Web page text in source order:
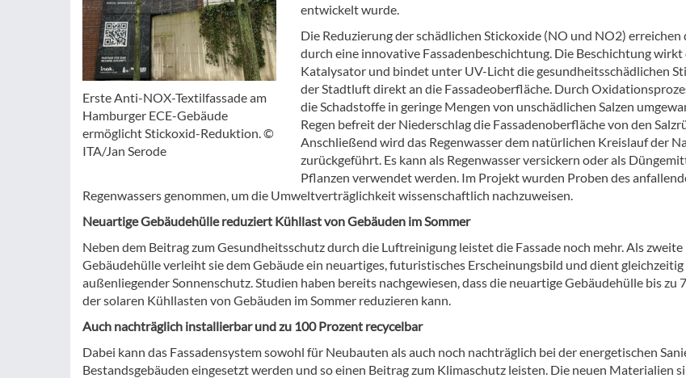
Erste Anti-NOX-Textilfassade am
Hamburger ECE-Gebäude
ermöglicht Stickoxid-Reduktion. ©
ITA/Jan Serode
entwickelt wurde.
Die Reduzierung der schädlichen Stickoxide (NO und NO2) erreichen
durch eine innovative Fassadenbeschichtung. Die Beschichtung wirkt
Katalysator und bindet unter UV-Licht die gesundheitsschädlichen
der Stadtluft direkt an die Fassadeoberfläche. Durch
die Schadstoffe in geringe Mengen von unschädlichen Salzen
Regen befreit der Niederschlag die Fassadenoberfläche von den
Anschließend wird das Regenwasser dem natürlichen Kreislauf der
zurückgeführt. Es kann als Regenwasser versickern oder als
Pflanzen verwendet werden. Im Projekt wurden Proben des
Regenwassers genommen, um die Umweltverträglichkeit wissenschaftlich nachzuweisen.
Neuartige Gebäudehülle reduziert Kühllast von Gebäuden im Sommer
Neben dem Beitrag zum Gesundheitsschutz durch die Luftreinigung leistet die Fassade noch mehr. Als zweite
Gebäudehülle verleiht sie dem Gebäude ein neuartiges, futuristisches Erscheinungsbild und dient gleichzeitig
außenliegender Sonnenschutz. Studien haben bereits nachgewiesen, dass die neuartige Gebäudehülle bis zu
der solaren Kühllasten von Gebäuden im Sommer reduzieren kann.
Auch nachträglich installierbar und zu 100 Prozent recycelbar
Dabei kann das Fassadensystem sowohl für Neubauten als auch noch nachträglich bei der energetischen
Bestandsgebäuden eingesetzt werden und so einen Beitrag zum Klimaschutz leisten. Die neuen Materialien